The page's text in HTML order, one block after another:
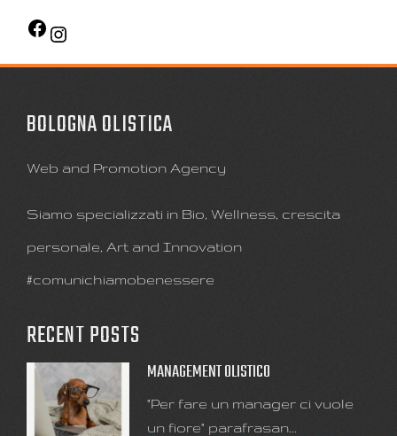
BOLOGNA OLISTICA
Web and Promotion Agency
Siamo specializzati in Bio, Wellness, crescita
personale, Art and Innovation
#comunichiamobenessere
RECENT POSTS
MANAGEMENT OLISTICO
"Per fare un manager ci vuole
un fiore" parafrasan...